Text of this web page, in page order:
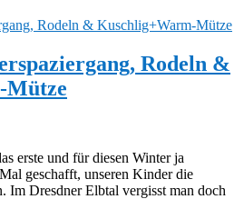
Rodeln &
Mütze
erste und für diesen Winter ja
geschafft, unseren Kinder die
Im Dresdner Elbtal vergisst man doch